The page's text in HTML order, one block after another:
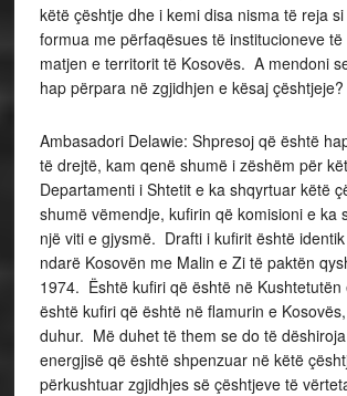
këtë çështje dhe i kemi disa nisma të reja
formua me përfaqësues të institucioneve
matjen e territorit të Kosovës. A mendoni
hap përpara në zgjidhjen e kësaj çështjeje?
Ambasadori Delawie: Shpresoj që është
të drejtë, kam qenë shumë i zëshëm për
Departamenti i Shtetit e ka shqyrtuar këtë
shumë vëmendje, kufirin që komisioni e ka
një viti e gjysmë. Drafti i kufirit është
ndarë Kosovën me Malin e Zi të paktën
1974. Është kufiri që është në Kushtetutën
është kufiri që është në flamurin e
duhur. Më duhet të them se do të
energjisë që është shpenzuar në këtë
përkushtuar zgjidhjes së çështjeve të